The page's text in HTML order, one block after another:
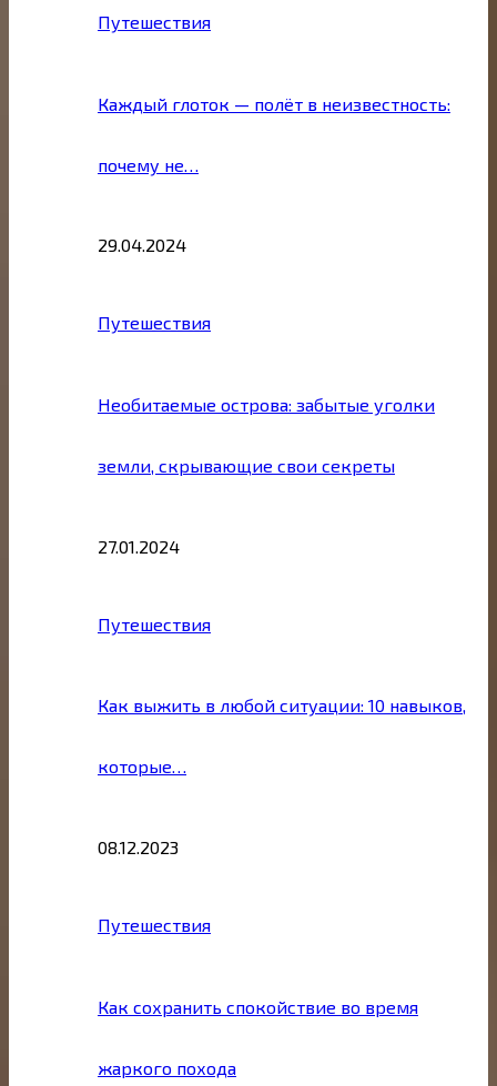
Путешествия
Каждый глоток — полёт в неизвестность:
почему не…
29.04.2024
Путешествия
Необитаемые острова: забытые уголки
земли, скрывающие свои секреты
27.01.2024
Путешествия
Как выжить в любой ситуации: 10 навыков,
которые…
08.12.2023
Путешествия
Как сохранить спокойствие во время
жаркого похода